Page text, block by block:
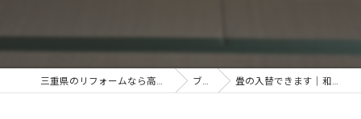
三重県のリフォームなら高品質な工事のアトラ ブログ 畳の入替できます｜和室をリフレッシュ